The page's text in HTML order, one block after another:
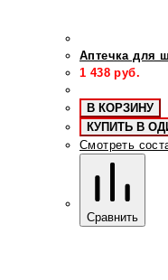
Аптечка для
1 438 руб.
В КОРЗИНУ
КУПИТЬ В
Смотреть
Сравнить